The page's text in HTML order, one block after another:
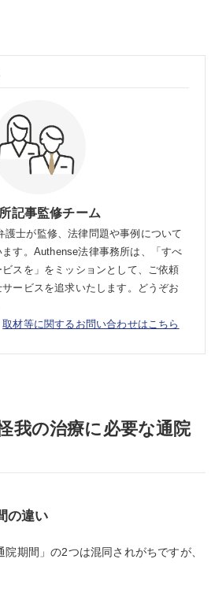
記事監修チーム
護士が監修、法律問題や事例について
す。Authense法律事務所は、「すべ
スを」をミッションとして、ご依頼
ービスを追求いたします。どうぞお
取材等に関するお問い合わせはこちら
我の治療に必要な通院
の違い
期間」の2つは混同されがちですが、